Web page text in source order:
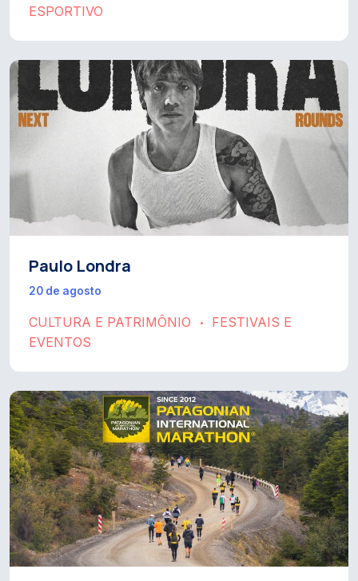
ESPORTIVO
Paulo Londra
20 de agosto
CULTURA E PATRIMÔNIO •
FESTIVAIS E
EVENTOS